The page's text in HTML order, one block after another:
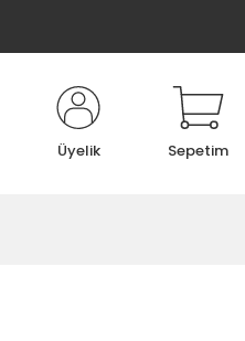
Üyelik Sepetim